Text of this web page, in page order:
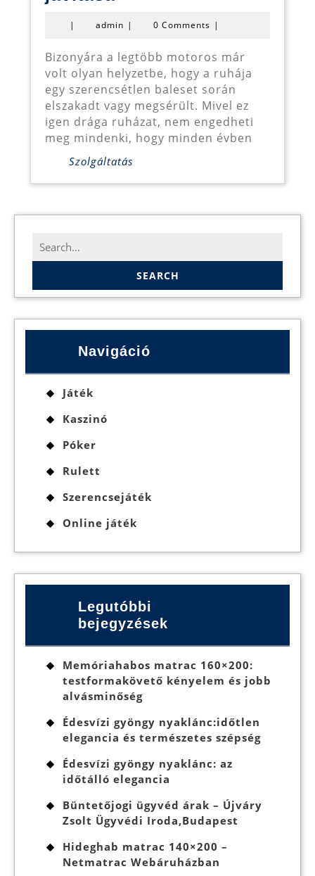
javítása
| admin admin
| 0 Comments |
Bizonyára a legtöbb motoros már
volt olyan helyzetbe, hogy a ruhája
egy szerencsétlen baleset során
elszakadt vagy megsérült. Mivel ez
igen drága ruházat, nem engedheti
meg mindenki, hogy minden évben
Szolgáltatás
Search
for:
Navigáció
Játék
Kaszinó
Póker
Rulett
Szerencsejáték
Online játék
Legutóbbi
bejegyzések
Memóriahabos matrac 160×200:
testformakövető kényelem és jobb
alvásminőség
Édesvízi gyöngy nyaklánc:időtlen
elegancia és természetes szépség
Édesvízi gyöngy nyaklánc: az
időtálló elegancia
Büntetőjogi ügyvéd árak – Újváry
Zsolt Ügyvédi Iroda,Budapest
Hideghab matrac 140×200 –
Netmatrac Webáruházban